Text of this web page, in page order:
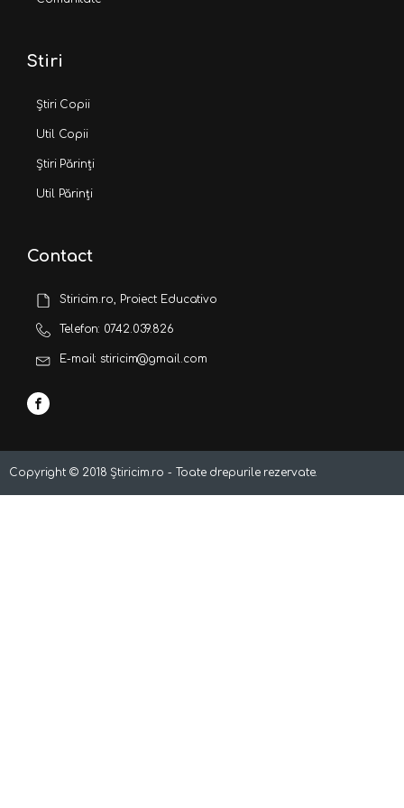
Stiri
Știri Copii
Util Copii
Știri Părinți
Util Părinți
Contact
Stiricim.ro, Proiect Educativo
Telefon: 0742.039.826
E-mail: stiricim@gmail.com
Copyright © 2018 Știricim.ro - Toate drepurile rezervate.